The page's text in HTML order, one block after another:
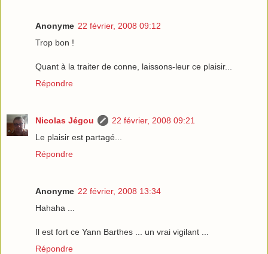
Anonyme 22 février, 2008 09:12
Trop bon !
Quant à la traiter de conne, laissons-leur ce plaisir...
Répondre
Nicolas Jégou
22 février, 2008 09:21
Le plaisir est partagé...
Répondre
Anonyme 22 février, 2008 13:34
Hahaha ...
Il est fort ce Yann Barthes ... un vrai vigilant ...
Répondre